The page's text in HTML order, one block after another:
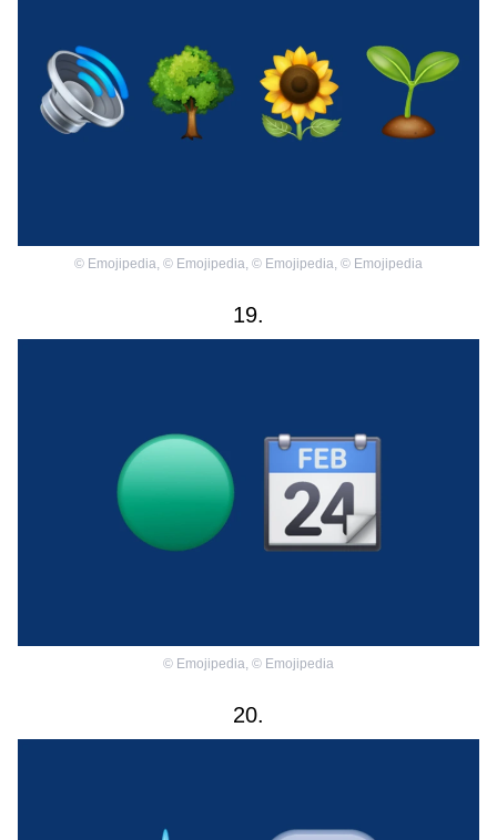
© Emojipedia © Emojipedia © Emojipedia © Emojipedia
19.
© Emojipedia, © Emojipedia
20.